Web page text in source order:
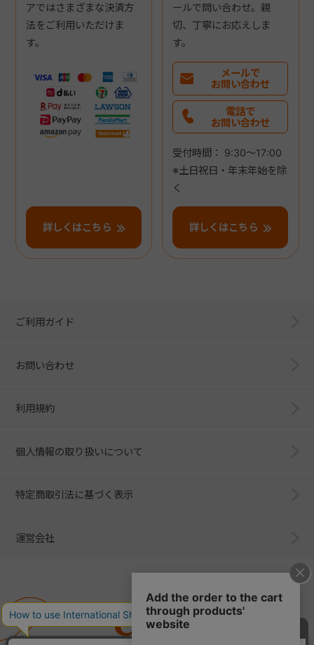
アではさまざまな決済方
法をご利用いただけま
す。
詳しくはこちら
ールで問い合わせ。親
切、丁寧にお応えしま
す。
メールで
お問い合わせ
電話で
お問い合わせ
受付時間： 9:30～17:00
※土日祝日・年末年始を除
く
詳しくはこちら
ご利用ガイド
お問い合わせ
利用規約
個人情報の取り扱いについて
特定商取引法に基づく表示
運営会社